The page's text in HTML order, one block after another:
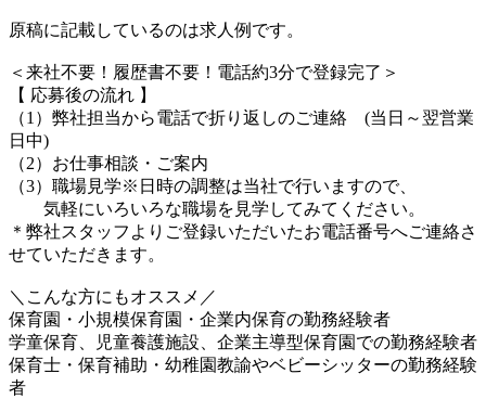
原稿に記載しているのは求人例です。
＜来社不要！履歴書不要！電話約3分で登録完了＞
【 応募後の流れ 】
（1）弊社担当から電話で折り返しのご連絡 (当日～翌営業
日中)
（2）お仕事相談・ご案内
（3）職場見学※日時の調整は当社で行いますので、
気軽にいろいろな職場を見学してみてください。
＊弊社スタッフよりご登録いただいたお電話番号へご連絡さ
せていただきます。
＼こんな方にもオススメ／
保育園・小規模保育園・企業内保育の勤務経験者
学童保育、児童養護施設、企業主導型保育園での勤務経験者
保育士・保育補助・幼稚園教諭やベビーシッターの勤務経験
者